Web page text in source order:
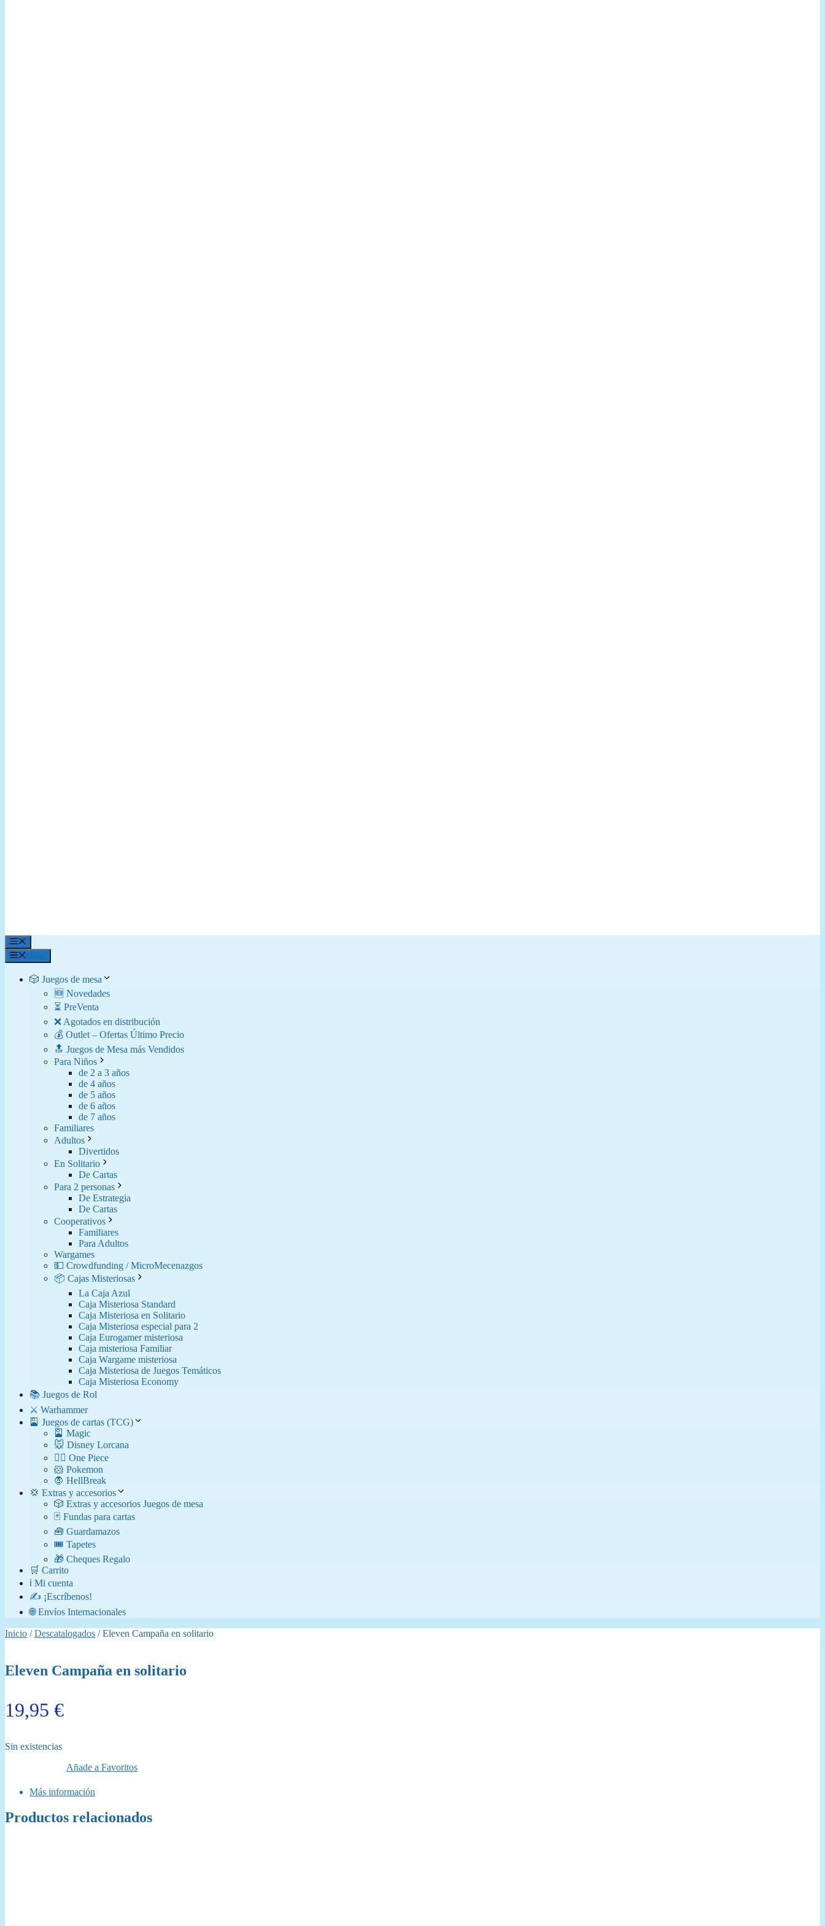
Menú
🎲 Juegos de mesa
🆕 Novedades
⏳ PreVenta
❌ Agotados en distribución
💰 Outlet – Ofertas Último Precio
🔝 Juegos de Mesa más Vendidos
Para Niños
de 2 a 3 años
de 4 años
de 5 años
de 6 años
de 7 años
Familiares
Adultos
Divertidos
En Solitario
De Cartas
Para 2 personas
De Estrategia
De Cartas
Cooperativos
Familiares
Para Adultos
Wargames
💵 Crowdfunding / MicroMecenazgos
📦 Cajas Misteriosas
La Caja Azul
Caja Misteriosa Standard
Caja Misteriosa en Solitario
Caja Misteriosa especial para 2
Caja Eurogamer misteriosa
Caja misteriosa Familiar
Caja Wargame misteriosa
Caja Misteriosa de Juegos Temáticos
Caja Misteriosa Economy
📚 Juegos de Rol
⚔️ Warhammer
🎴 Juegos de cartas (TCG)
🎴 Magic
🐭 Disney Lorcana
🏴‍☠️ One Piece
🐹 Pokemon
🧛​ HellBreak
💢 Extras y accesorios
🎲 Extras y accesorios Juegos de mesa
🃏 Fundas para cartas
🧰 Guardamazos
🎟️ Tapetes
🎁 Cheques Regalo
🛒 Carrito
ℹ️ Mi cuenta
✍️ ¡Escríbenos!
🌐 Envíos Internacionales
Inicio /Descatalogados / Eleven Campaña en solitario
Eleven Campaña en solitario
19,95 €
Sin existencias
Añade a Favoritos
Más información
Productos relacionados